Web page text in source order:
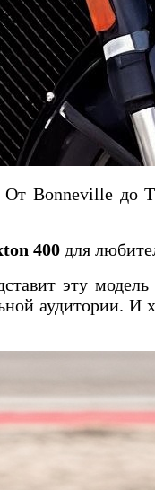
Bonneville
400 для
эту
аудитории. И